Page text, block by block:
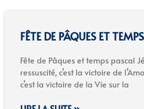
FÊTE DE PÂQUES ET
Fête de Pâques et temps pascal
ressuscité, c’est la victoire de
c’est la victoire de la Vie sur la